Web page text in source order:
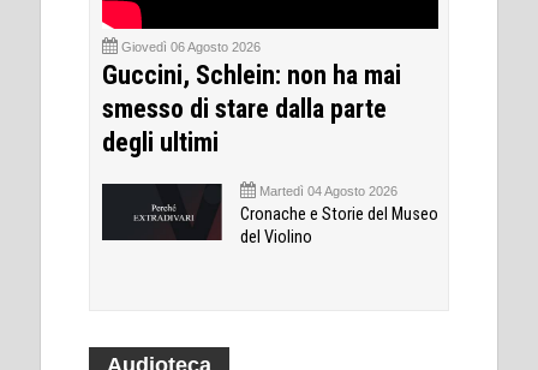
Giovedì 06 Agosto 2026
Guccini, Schlein: non ha mai
smesso di stare dalla parte
degli ultimi
Martedì 04 Agosto 2026
Cronache e Storie del Museo
del Violino
Audioteca